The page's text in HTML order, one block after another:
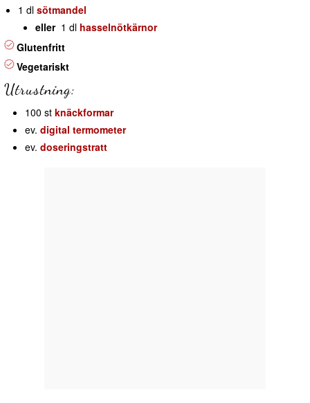
1 dl sötmandel
eller1 dl hasselnötkärnor
Glutenfritt
Vegetariskt
Utrustning:
100 st knäckformar
ev. digital termometer
ev. doseringstratt